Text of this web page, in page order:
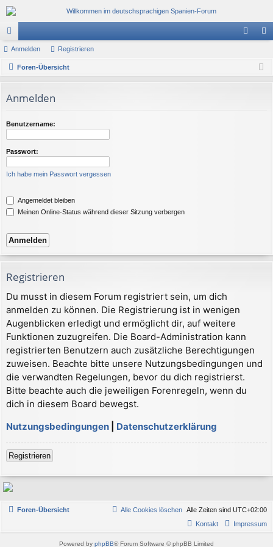
or
en ist
Anmelden Registrieren
Foren-Übersicht
Anmelden
Benutzername:
Passwort:
Ich habe mein Passwort vergessen
Angemeldet bleiben
Meinen Online-Status während dieser Sitzung verbergen
Registrieren
Du musst in diesem Forum registriert sein, um dich
anmelden zu können. Die Registrierung ist in wenigen
Augenblicken erledigt und ermöglicht dir, auf weitere
Funktionen zuzugreifen. Die Board-Administration kann
registrierten Benutzern auch zusätzliche Berechtigungen
zuweisen. Beachte bitte unsere Nutzungsbedingungen und
die verwandten Regelungen, bevor du dich registrierst.
Bitte beachte auch die jeweiligen Forenregeln, wenn du
dich in diesem Board bewegst.
Nutzungsbedingungen
Datenschutzerklärung
Registrieren
Foren-Übersicht Alle Zeiten sind UTC+02:00
Alle Cookies löschen
Impressum
Kontakt
Powered by phpBB® Forum Software © phpBB Limited